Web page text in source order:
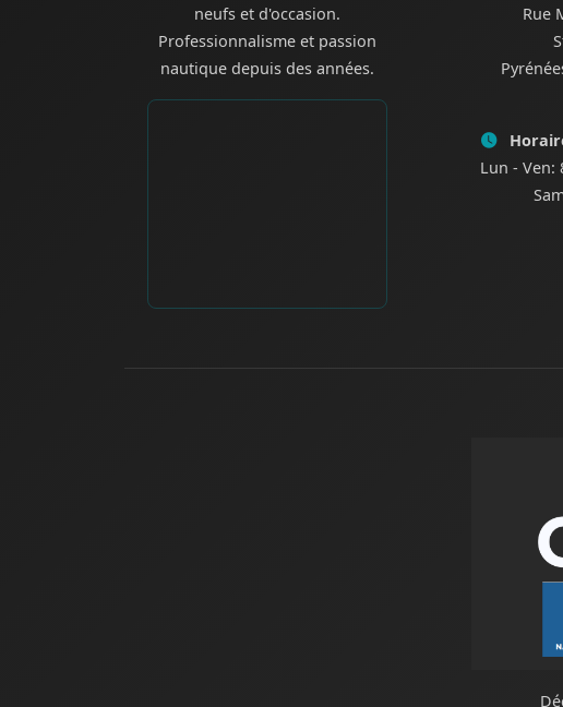
neufs et d'occasion.
Professionnalisme et passion
nautique depuis des années.
Rue
Lun - Ven: